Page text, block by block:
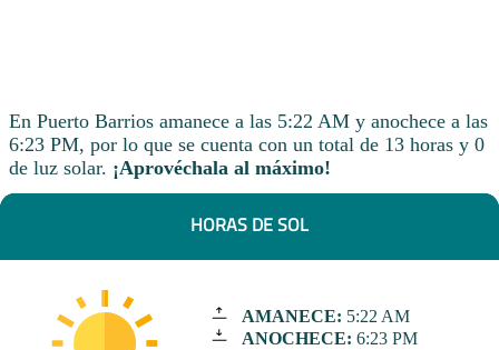
En Puerto Barrios amanece a las 5:22 AM y anochece a las
6:23 PM, por lo que se cuenta con un total de 13 horas y 0
de luz solar. ¡Aprovéchala al máximo!
HORAS DE SOL
AMANECE: 5:22 AM
ANOCHECE: 6:23 PM